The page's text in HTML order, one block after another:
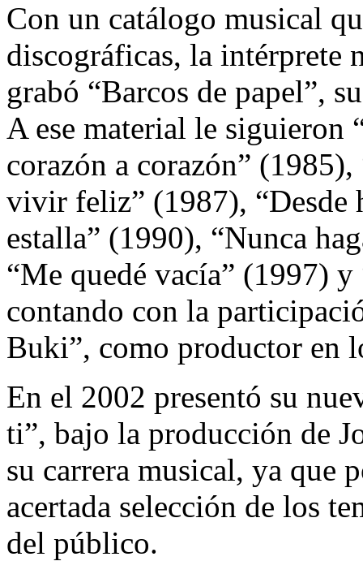
Con un catálogo musical
discográficas, la intérprete
grabó “Barcos de papel”,
A ese material le siguieron
corazón a corazón”
vivir feliz” (1987), “Desde
estalla” (1990), “Nunca
“Me quedé vacía” (1997)
contando con la
Buki”, como productor en
En el 2002 presentó su
ti”, bajo la producción de
su carrera musical, ya que
acertada selección de los
del público.